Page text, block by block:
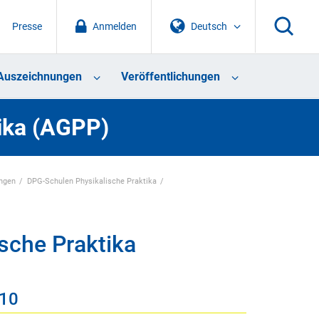
Deutsch
Anmelden
Presse
Veröffentlichungen
(AGPP)
DPG-Schulen Physikalische Praktika
Praktika